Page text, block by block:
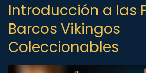
Introducción a las
Barcos Vikingos
Coleccionables